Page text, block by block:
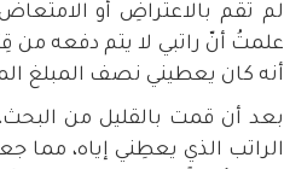
لم تقم بالاعتراضِ أو
علمتُ أنّ راتبي لا يتم دفعه من
أنه كان يعطيني نصف المبلغ
بعد أن قمت بالقليل من
الراتب الذي يعطِني إياه،